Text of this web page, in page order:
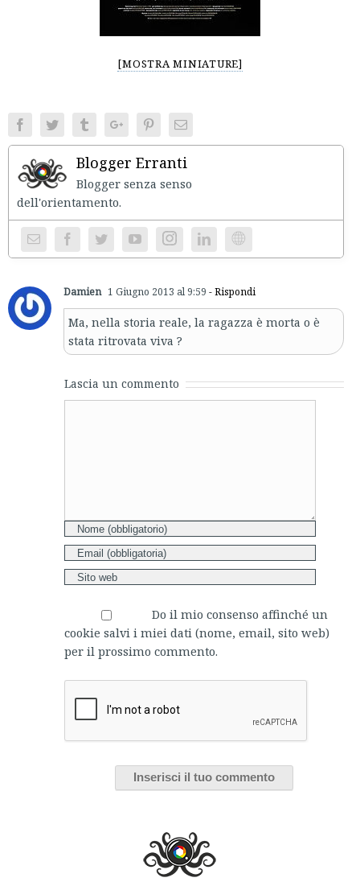
[MOSTRA MINIATURE]
FacebookTwitter TumblrGoogle+PinterestEmail
Blogger Erranti
Blogger senza senso
Instagram Website
Damien 1 Giugno 2013 al 9:59 - Rispondi
Ma, nella storia reale, la ragazza è morta o è
stata ritrovata viva ?
Lascia un commento
Do il mio consenso affinché un
cookie salvi i miei dati (nome, email, sito web)
per il prossimo commento.